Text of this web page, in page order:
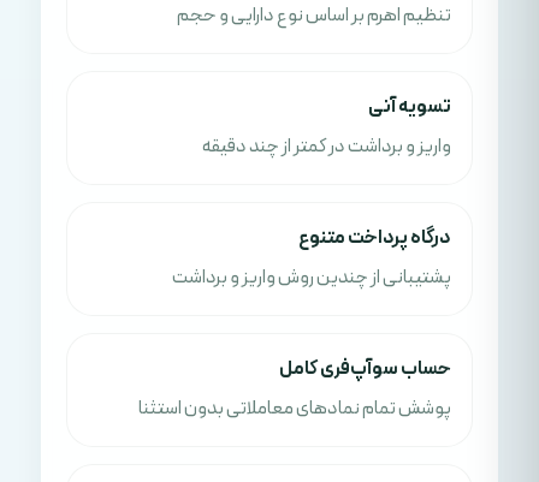
تنظیم اهرم بر اساس نوع دارایی و حجم
تسویه آنی
واریز و برداشت در کمتر از چند دقیقه
درگاه پرداخت متنوع
پشتیبانی از چندین روش واریز و برداشت
حساب سوآپ‌فری کامل
پوشش تمام نمادهای معاملاتی بدون استثنا